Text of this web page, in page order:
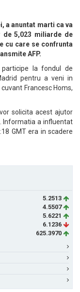
a anuntat marti ca va
5,023 miliarde de
cu care se confrunta
AFP.
la fondul de
pentru a veni in
Francesc Homs,
solicita acest ajutor
Informatia a influentat
GMT era in scadere
5.2513
4.5507
5.6221
6.1236
625.3970